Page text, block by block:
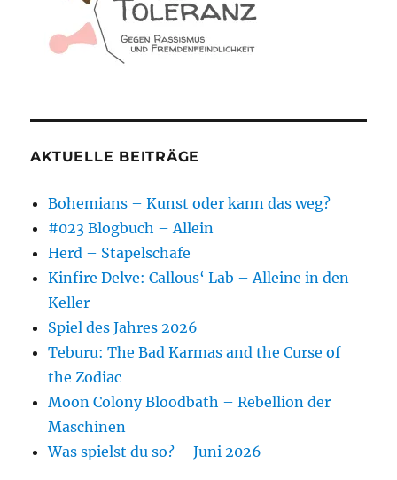
AKTUELLE BEITRÄGE
Bohemians – Kunst oder kann das weg?
#023 Blogbuch – Allein
Herd – Stapelschafe
Kinfire Delve: Callous‘ Lab – Alleine in den
Keller
Spiel des Jahres 2026
Teburu: The Bad Karmas and the Curse of
the Zodiac
Moon Colony Bloodbath – Rebellion der
Maschinen
Was spielst du so? – Juni 2026